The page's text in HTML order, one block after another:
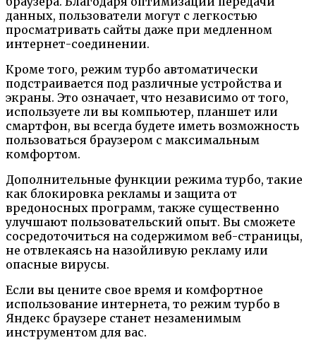
данных, пользователи могут с легкостью
просматривать сайты даже при медленном
интернет-соединении.
Кроме того, режим турбо автоматически
подстраивается под различные устройства и
экраны. Это означает, что независимо от того,
используете ли вы компьютер, планшет или
смартфон, вы всегда будете иметь возможность
пользоваться браузером с максимальным
комфортом.
Дополнительные функции режима турбо, такие
как блокировка рекламы и защита от
вредоносных программ, также существенно
улучшают пользовательский опыт. Вы сможете
сосредоточиться на содержимом веб-страницы,
не отвлекаясь на назойливую рекламу или
опасные вирусы.
Если вы цените свое время и комфортное
использование интернета, то режим турбо в
Яндекс браузере станет незаменимым
инструментом для вас.